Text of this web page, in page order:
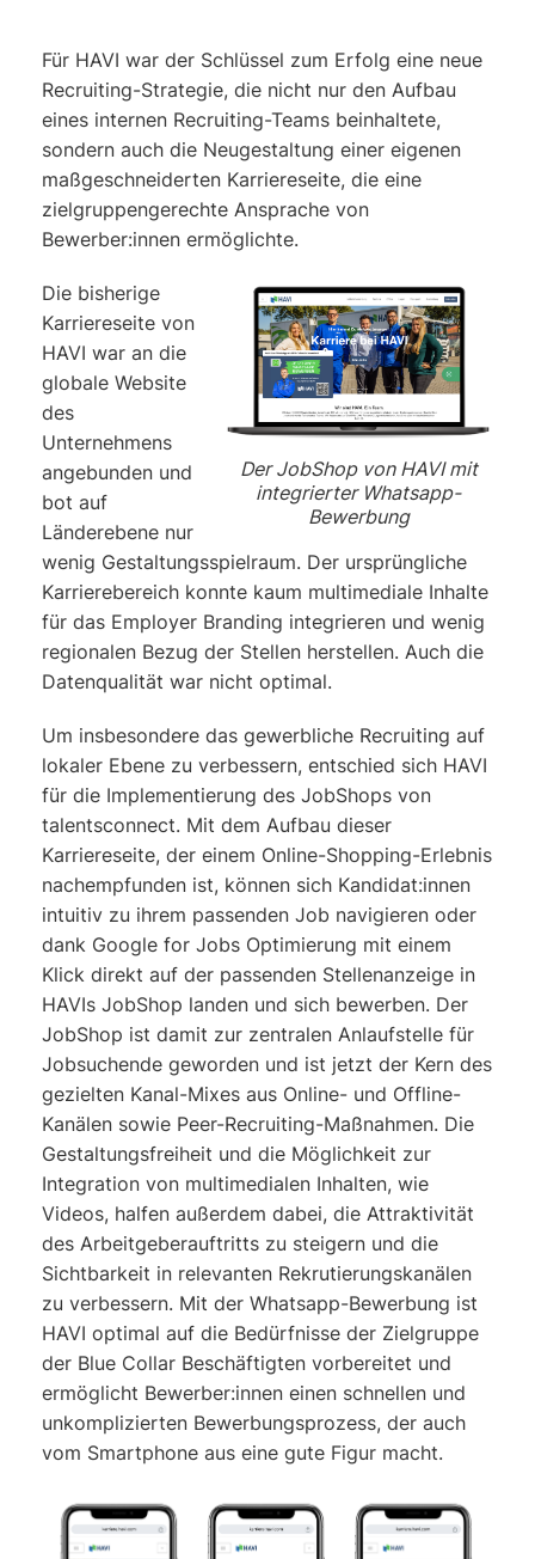
Für HAVI war der Schlüssel zum Erfolg eine neue
Recruiting-Strategie, die nicht nur den Aufbau
eines internen Recruiting-Teams beinhaltete,
sondern auch die Neugestaltung einer eigenen
maßgeschneiderten Karriereseite, die eine
zielgruppengerechte Ansprache von
Bewerber:innen ermöglichte.
DerJobShop von HAVImit
integrierter Whatsapp-
Bewerbung
Die bisherige
Karriereseite von
HAVI war an die
globale Website
des
Unternehmens
angebunden und
bot auf
Länderebene nur
wenig Gestaltungsspielraum. Der ursprüngliche
Karrierebereich konnte kaum multimediale Inhalte
für das Employer Branding integrieren und wenig
regionalen Bezug der Stellen herstellen. Auch die
Datenqualität war nicht optimal.
Um insbesondere das gewerbliche Recruiting auf
lokaler Ebene zu verbessern, entschied sich HAVI
für die Implementierung des JobShops von
talentsconnect. Mit dem Aufbau dieser
Karriereseite, der einem Online-Shopping-Erlebnis
nachempfunden ist, können sich Kandidat:innen
intuitiv zu ihrem passenden Job navigieren oder
dank Google for Jobs Optimierung mit einem
Klick direkt auf der passenden Stellenanzeige in
HAVIs JobShop landen und sich bewerben. Der
JobShop ist damit zur zentralen Anlaufstelle für
Jobsuchende geworden und ist jetzt der Kern des
gezielten Kanal-Mixes aus Online- und Offline-
Kanälen sowie Peer-Recruiting-Maßnahmen. Die
Gestaltungsfreiheit und die Möglichkeit zur
Integration von multimedialen Inhalten, wie
Videos, halfen außerdem dabei, die Attraktivität
des Arbeitgeberauftritts zu steigern und die
Sichtbarkeit in relevanten Rekrutierungskanälen
zu verbessern. Mit der Whatsapp-Bewerbung ist
HAVI optimal auf die Bedürfnisse der Zielgruppe
der Blue Collar Beschäftigten vorbereitet und
ermöglicht Bewerber:innen einen schnellen und
unkomplizierten Bewerbungsprozess, der auch
vom Smartphone aus eine gute Figur macht.